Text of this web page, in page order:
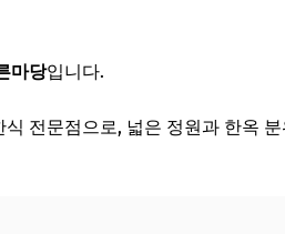
마당입니다.
전문점으로, 넓은 정원과 한옥